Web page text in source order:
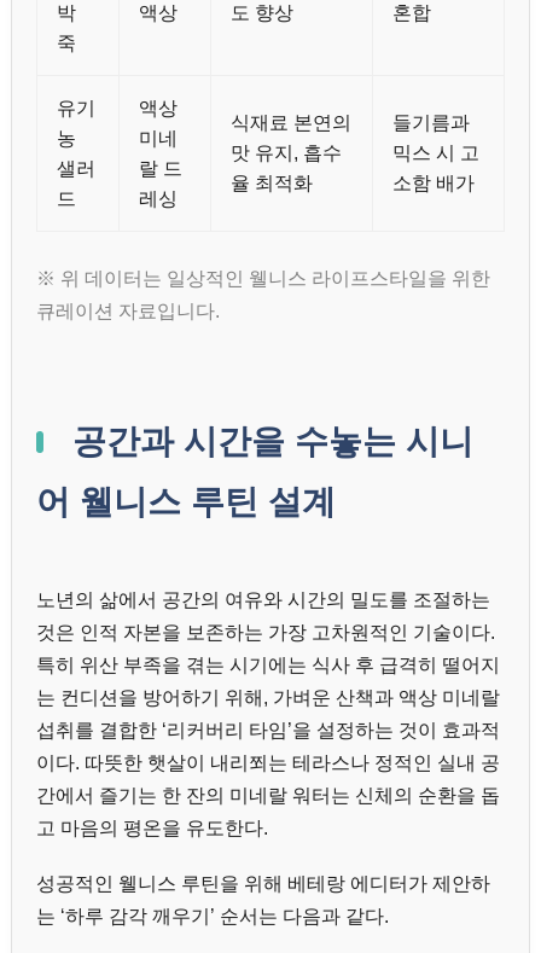
박
죽
액상
도 향상
혼합
유기
농
샐러
드
액상
미네
랄 드
레싱
식재료 본연의
맛 유지, 흡수
율 최적화
들기름과
믹스 시 고
소함 배가
※ 위 데이터는 일상적인 웰니스 라이프스타일을 위한
큐레이션 자료입니다.
공간과 시간을 수놓는 시니
어 웰니스 루틴 설계
노년의 삶에서 공간의 여유와 시간의 밀도를 조절하는
것은 인적 자본을 보존하는 가장 고차원적인 기술이다.
특히 위산 부족을 겪는 시기에는 식사 후 급격히 떨어지
는 컨디션을 방어하기 위해, 가벼운 산책과 액상 미네랄
섭취를 결합한 ‘리커버리 타임’을 설정하는 것이 효과적
이다. 따뜻한 햇살이 내리쬐는 테라스나 정적인 실내 공
간에서 즐기는 한 잔의 미네랄 워터는 신체의 순환을 돕
고 마음의 평온을 유도한다.
성공적인 웰니스 루틴을 위해 베테랑 에디터가 제안하
는 ‘하루 감각 깨우기’ 순서는 다음과 같다.